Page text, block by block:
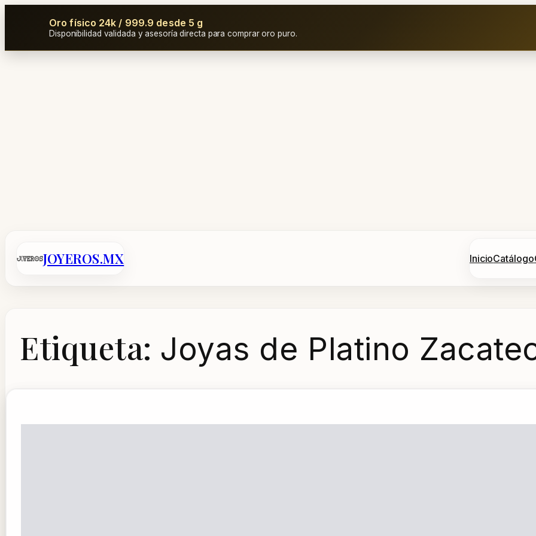
Oro físico 24k / 999.9 desde 5 g
Disponibilidad validada y asesoría directa para comprar oro puro.
JOYEROS.MX InicioCatálogo
Etiqueta: Joyas de Platino